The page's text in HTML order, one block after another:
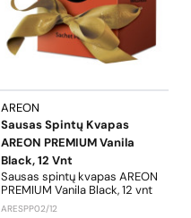
AREON
Sausas Spintų Kvapas
AREON PREMIUM Vanila
Black, 12 Vnt
Sausas spintų kvapas AREON
PREMIUM Vanila Black, 12 vnt
ARESPP02/12